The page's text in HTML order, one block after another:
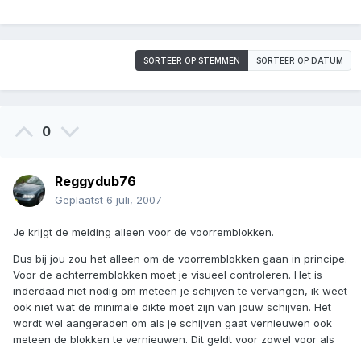
SORTEER OP STEMMEN SORTEER OP DATUM
0
Reggydub76
Geplaatst 6 juli, 2007
Je krijgt de melding alleen voor de voorremblokken.
Dus bij jou zou het alleen om de voorremblokken gaan in principe.
Voor de achterremblokken moet je visueel controleren. Het is
inderdaad niet nodig om meteen je schijven te vervangen, ik weet
ook niet wat de minimale dikte moet zijn van jouw schijven. Het
wordt wel aangeraden om als je schijven gaat vernieuwen ook
meteen de blokken te vernieuwen. Dit geldt voor zowel voor als